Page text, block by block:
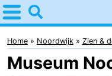
Home
Noordwijk
Tips
Home Noordwijk Zien &
Museum